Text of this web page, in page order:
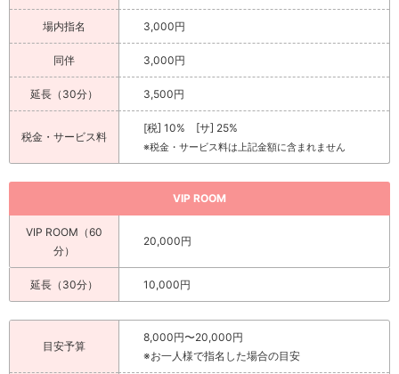
場内指名 3,000円
同伴 3,000円
延長（30分） 3,500円
税金・サービス料
[税] 10% [サ] 25%
※税金・サービス料は上記金額に含まれません
VIP ROOM
VIP ROOM（60
分）
20,000円
延長（30分） 10,000円
目安予算
8,000円〜20,000円
※お一人様で指名した場合の目安